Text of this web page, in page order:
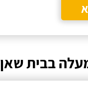
בבית שאן